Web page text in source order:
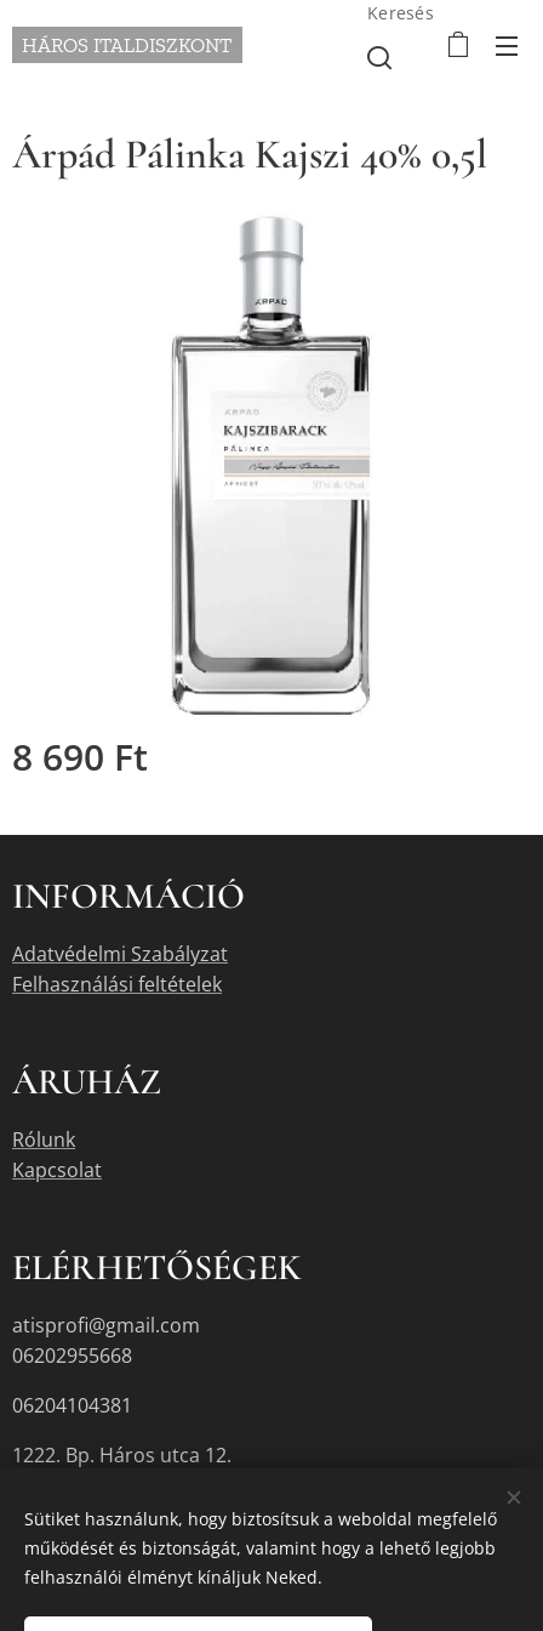
HÁROS ITALDISZKONT
Keresés
Árpád Pálinka Kajszi 40% 0,5l
8 690 Ft
INFORMÁCIÓ
Adatvédelmi Szabályzat
Felhasználási feltételek
ÁRUHÁZ
Rólunk
Kapcsolat
ELÉRHETŐSÉGEK
atisprofi@gmail.com
06202955668
06204104381
1222. Bp. Háros utca 12.
A termékek aktuális készletéről érdeklődjön az üzletben, vagy a
megadott elérhetőségek egyikén.
Sütiket használunk, hogy biztosítsuk a weboldal megfelelő
működését és biztonságát, valamint hogy a lehető legjobb
felhasználói élményt kínáljuk Neked.